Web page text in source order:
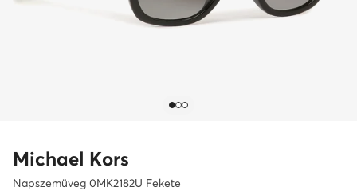
Michael Kors
Napszemüveg 0MK2182U Fekete